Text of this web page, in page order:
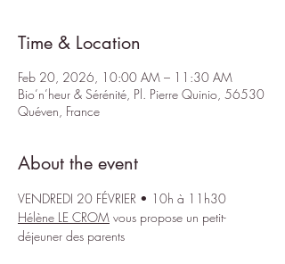
Time & Location
Feb 20, 2026, 10:00 AM – 11:30 AM
Bio’n’heur & Sérénité, Pl. Pierre Quinio, 56530
Quéven, France
About the event
VENDREDI 20 FÉVRIER • 10h à 11h30
Hélène LE CROM vous propose un petit-
déjeuner des parents